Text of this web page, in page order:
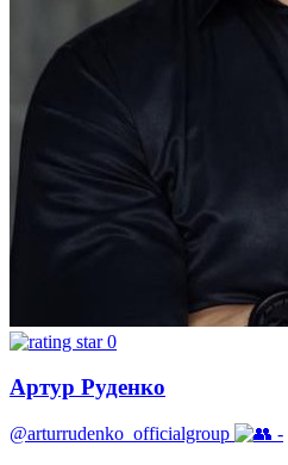
0
Артур Руденко
@arturrudenko_officialgroup -